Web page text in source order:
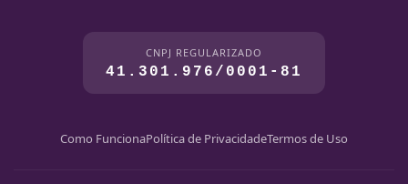
CNPJ REGULARIZADO
41.301.976/0001-81
Como FuncionaPolítica de PrivacidadeTermos de Uso